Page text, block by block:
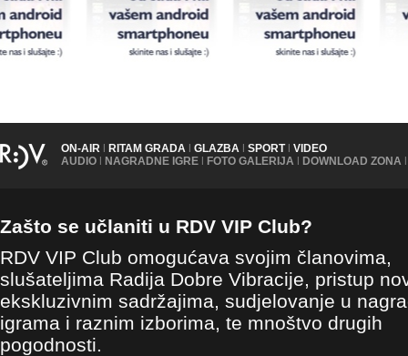
ON-AIR | RITAM GRADA | GLAZBA | SPORT | VIDEO
AUDIO | NAGRADNE IGRE | FOTO GALERIJA | DOWNLOAD ZONA |
Zašto se učlaniti u RDV VIP Club?
RDV VIP Club omogućava svojim članovima,
slušateljima Radija Dobre Vibracije, pristup
ekskluzivnim sadržajima, sudjelovanje u
igrama i raznim izborima, te mnoštvo drugih
pogodnosti.